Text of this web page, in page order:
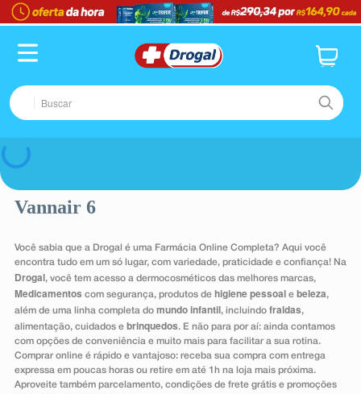
Buscar
Vannair 6
Você sabia que a Drogal é uma Farmácia Online Completa? Aqui você
encontra tudo em um só lugar, com variedade, praticidade e confiança! Na
Drogal, você tem acesso a dermocosméticos das melhores marcas,
Medicamentos com segurança, produtos de higiene pessoal e beleza,
além de uma linha completa do mundo infantil, incluindo fraldas,
alimentação, cuidados e brinquedos. E não para por aí: ainda contamos
com opções de conveniência e muito mais para facilitar a sua rotina.
Comprar online é rápido e vantajoso: receba sua compra com entrega
expressa em poucas horas ou retire em até 1h na loja mais próxima.
Aproveite também parcelamento, condições de frete grátis e promoções
TERMOS MAIS BUSCADOS
1º fralda
2º pampers confort sec max
3º dipirona
lenço umedecido
5
6 º desodorante
8º teste gravidez
9º esmalte
10ºabsorvente
TERMOS MAIS BUSCADOS
2º pampers confort sec max
4º lenço umedecido
5º tadalafila
6 desodorante
7º minoxidil
8º teste gravidez